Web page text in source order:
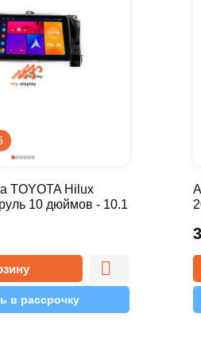
TOYOTA Hilux
10 дюймов - 10.1
в рассрочку